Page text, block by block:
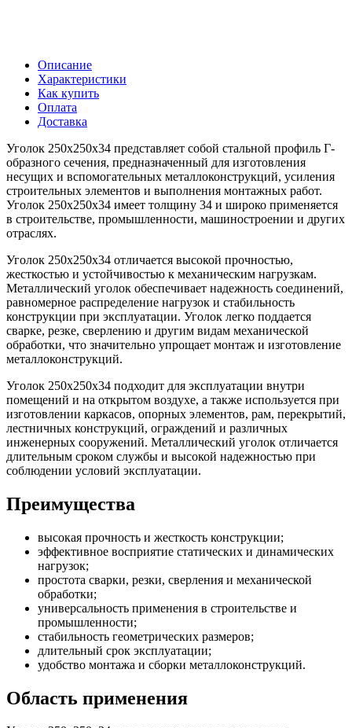
Описание
Характеристики
Как купить
Оплата
Доставка
Уголок 250х250х34 представляет собой стальной профиль Г-
образного сечения, предназначенный для изготовления
несущих и вспомогательных металлоконструкций, усиления
строительных элементов и выполнения монтажных работ.
Уголок 250х250х34 имеет толщину 34 и широко применяется
в строительстве, промышленности, машиностроении и других
отраслях.
Уголок 250х250х34 отличается высокой прочностью,
жесткостью и устойчивостью к механическим нагрузкам.
Металлический уголок обеспечивает надежность соединений,
равномерное распределение нагрузок и стабильность
конструкции при эксплуатации. Уголок легко поддается
сварке, резке, сверлению и другим видам механической
обработки, что значительно упрощает монтаж и изготовление
металлоконструкций.
Уголок 250х250х34 подходит для эксплуатации внутри
помещений и на открытом воздухе, а также используется при
изготовлении каркасов, опорных элементов, рам, перекрытий,
лестничных конструкций, ограждений и различных
инженерных сооружений. Металлический уголок отличается
длительным сроком службы и высокой надежностью при
соблюдении условий эксплуатации.
Преимущества
высокая прочность и жесткость конструкции;
эффективное восприятие статических и динамических
нагрузок;
простота сварки, резки, сверления и механической
обработки;
универсальность применения в строительстве и
промышленности;
стабильность геометрических размеров;
длительный срок эксплуатации;
удобство монтажа и сборки металлоконструкций.
Область применения